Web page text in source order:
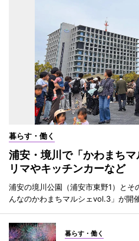
暮らす・働く
浦安・境川で「かわまち
リマやキッチンカーなど
浦安の境川公園（浦安市東野1）と
んなのかわまちマルシェvol.3」が開
暮らす・働く